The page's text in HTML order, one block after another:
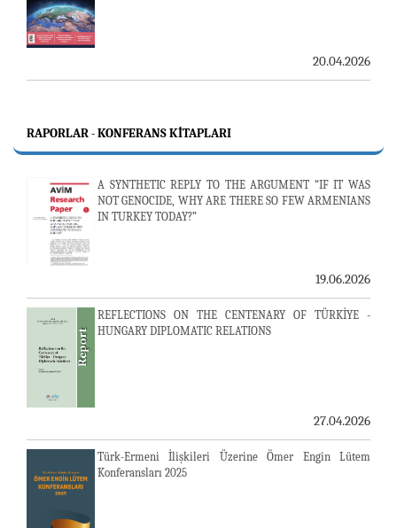
20.04.2026
RAPORLAR - KONFERANS KITAPLARI
A SYNTHETIC REPLY TO THE ARGUMENT “IF IT WAS
NOT GENOCIDE, WHY ARE THERE SO FEW ARMENIANS
IN TURKEY TODAY?”
19.06.2026
REFLECTIONS ON THE CENTENARY OF TÜRKİYE -
HUNGARY DIPLOMATIC RELATIONS
27.04.2026
Türk-Ermeni İlişkileri Üzerine Ömer Engin Lütem
Konferansları 2025